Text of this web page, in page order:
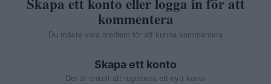
kommentera
Du måste vara medlem för att kunna kommentera
Skapa ett konto
Det är enkelt att registrera ett nytt konto